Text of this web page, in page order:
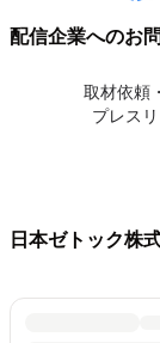
配信企業へのお
取材依頼
プレス
日本ゼトック株